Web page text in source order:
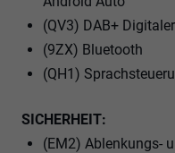
(QV3) DAB+
(9ZX) Bluetooth
(QH1)
SICHERHEIT:
(EM2) Ablenkungs-